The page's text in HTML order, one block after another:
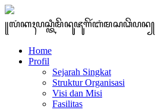
꧋ꦭꦁꦏꦃꦥꦱ꧀ꦠꦶꦩꦼꦤꦸꦗꦸꦒꦼꦂꦧꦁꦩꦱꦣꦼꦥꦤ꧀
Home
Profil
Sejarah Singkat
Struktur Organisasi
Visi dan Misi
Fasilitas